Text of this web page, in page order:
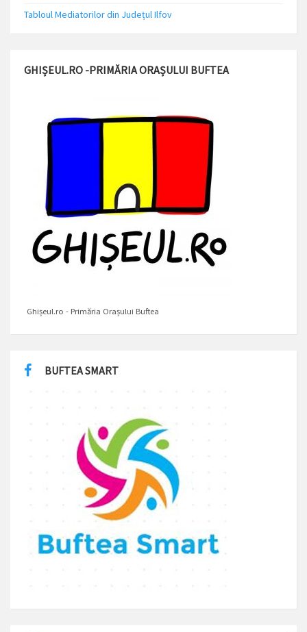
Tabloul Mediatorilor din Județul Ilfov
GHIȘEUL.RO -PRIMĂRIA ORAȘULUI BUFTEA
Ghișeul.ro - Primăria Orașului Buftea
BUFTEA SMART